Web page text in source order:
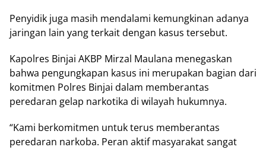
Penyidik juga masih mendalami kemungkinan adanya
jaringan lain yang terkait dengan kasus tersebut.
Kapolres Binjai AKBP Mirzal Maulana menegaskan
bahwa pengungkapan kasus ini merupakan bagian dari
komitmen Polres Binjai dalam memberantas
peredaran gelap narkotika di wilayah hukumnya.
“Kami berkomitmen untuk terus memberantas
peredaran narkoba. Peran aktif masyarakat sangat